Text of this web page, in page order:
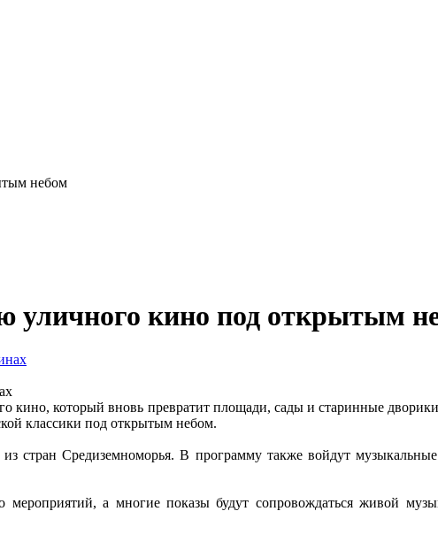
небом
уличного кино под открытым
кино, который вновь превратит площади, сады и старинные
классики под открытым небом.
стран Средиземноморья. В программу также войдут
а многие показы будут сопровождаться живой